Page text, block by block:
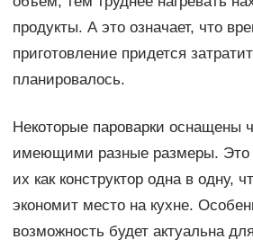
продукты. А это означает, что
приготовление придется
планировалось.
Некоторые пароварки оснащены
имеющими разные размеры. Это
их как конструктор одна в одну,
экономит место на кухне.
возможность будет актуальна